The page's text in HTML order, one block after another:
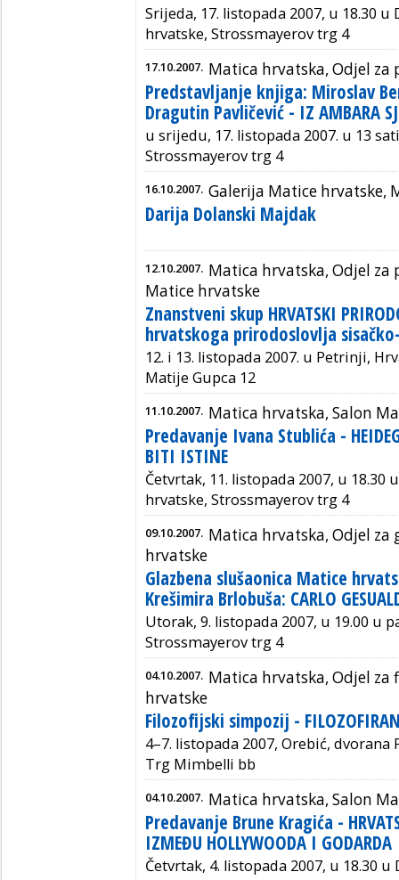
Srijeda, 17. listopada 2007, u 18.30
hrvatske, Strossmayerov trg 4
17.10.2007. Matica hrvatska, Odjel
Predstavljanje knjiga: Miroslav
Dragutin Pavličević - IZ AMBARA
u srijedu, 17. listopada 2007. u 13
Strossmayerov trg 4
16.10.2007. Galerija Matice hrvatske,
Darija Dolanski Majdak
12.10.2007. Matica hrvatska, Odjel
Matice hrvatske
Znanstveni skup HRVATSKI
hrvatskoga prirodoslovlja
12. i 13. listopada 2007. u Petrinji,
Matije Gupca 12
11.10.2007. Matica hrvatska, Salon
Predavanje Ivana Stublića -
BITI ISTINE
Četvrtak, 11. listopada 2007, u 18.30
hrvatske, Strossmayerov trg 4
09.10.2007. Matica hrvatska, Odjel za
hrvatske
Glazbena slušaonica Matice
Krešimira Brlobuša: CARLO
Utorak, 9. listopada 2007, u 19.00 u
Strossmayerov trg 4
04.10.2007. Matica hrvatska, Odjel za
hrvatske
Filozofijski simpozij -
4–7. listopada 2007, Orebić,
Trg Mimbelli bb
04.10.2007. Matica hrvatska, Salon
Predavanje Brune Kragića -
IZMEĐU HOLLYWOODA I GODARDA
Četvrtak, 4. listopada 2007, u 18.30